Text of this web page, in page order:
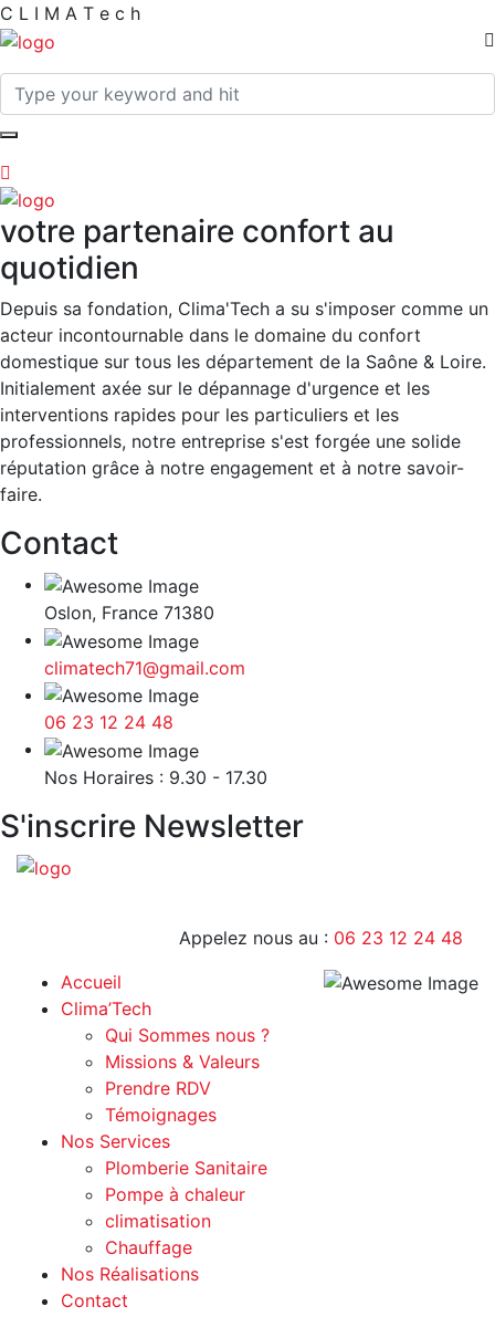
C L I M A T e c h
votre partenaire confort au
quotidien
Depuis sa fondation, Clima'Tech a su s'imposer comme un
acteur incontournable dans le domaine du confort
domestique sur tous les département de la Saône & Loire.
Initialement axée sur le dépannage d'urgence et les
interventions rapides pour les particuliers et les
professionnels, notre entreprise s'est forgée une solide
réputation grâce à notre engagement et à notre savoir-
faire.
Contact
Oslon, France 71380
climatech71@gmail.com
06 23 12 24 48
Nos Horaires : 9.30 - 17.30
S'inscrire Newsletter
Appelez nous au : 06 23 12 24 48
Accueil
Clima’Tech
Qui Sommes nous ?
Missions & Valeurs
Prendre RDV
Témoignages
Nos Services
Plomberie Sanitaire
Pompe à chaleur
climatisation
Chauffage
Nos Réalisations
Contact